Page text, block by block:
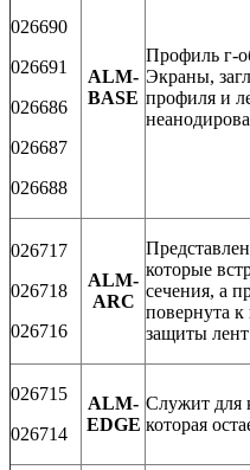
026690
026691
026686
026687
026688
ALM-
BASE
Профиль г-
Экраны,
профиля и
026717
026718
026716
ALM-
ARC
которые
сечения, а
повернута
защиты
026715
026714
ALM-
EDGE
Служит для
которая